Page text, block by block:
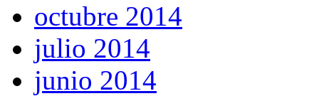
octubre 2014
julio 2014
junio 2014